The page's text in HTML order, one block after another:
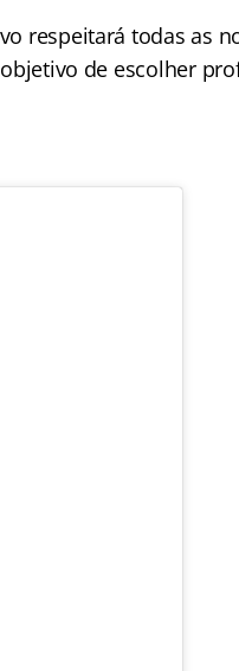
respeitará todas as
de escolher